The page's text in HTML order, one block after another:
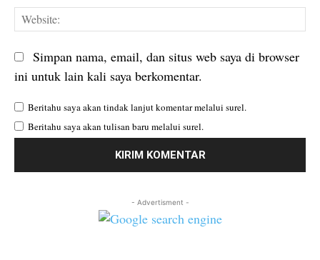
Simpan nama, email, dan situs web saya di browser
ini untuk lain kali saya berkomentar.
Beritahu saya akan tindak lanjut komentar melalui surel.
Beritahu saya akan tulisan baru melalui surel.
- Advertisment -